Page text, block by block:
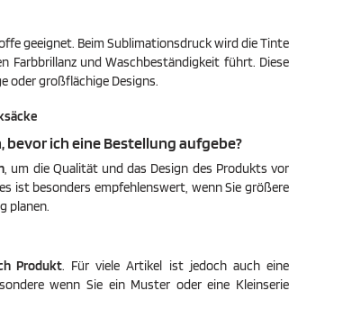
geeignet. Beim Sublimationsdruck wird die Tinte
Farbbrillanz und Waschbeständigkeit führt. Diese
oder großflächige Designs.
ich eine Bestellung aufgebe?
, um die Qualität und das Design des Produkts vor
ist besonders empfehlenswert, wenn Sie größere
planen.
Produkt. Für viele Artikel ist jedoch auch eine
wenn Sie ein Muster oder eine Kleinserie